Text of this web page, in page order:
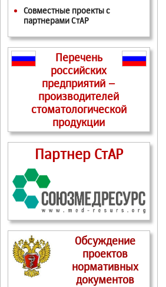
Совместные проекты с
партнерами СтАР
Перечень
российских
предприятий –
производителей
стоматологической
продукции
Партнер СтАР
Обсуждение
проектов
нормативных
документов